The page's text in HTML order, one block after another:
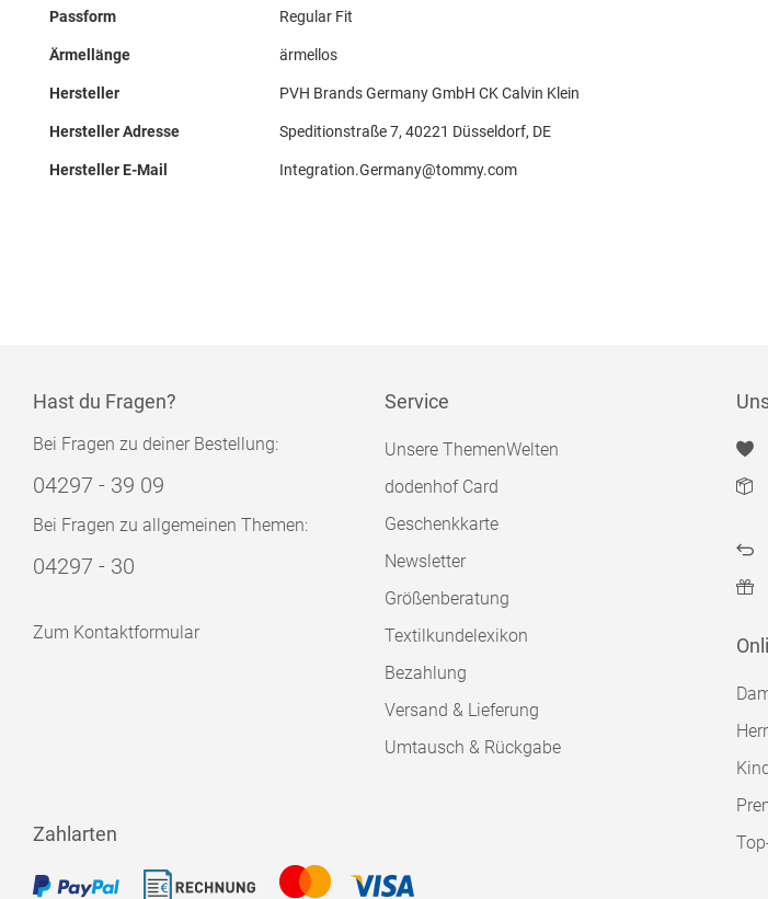
Passform Regular Fit
Ärmellänge ärmellos
Hersteller PVH Brands Germany GmbH CK Calvin Klein
Hersteller Adresse Speditionstraße 7, 40221 Düsseldorf, DE
Hersteller E-Mail Integration.Germany@tommy.com
Hast du Fragen?
Bei Fragen zu deiner Bestellung:
04297 - 39 09
Bei Fragen zu allgemeinen Themen:
04297 - 30
Zum Kontaktformular
Service
Unsere ThemenWelten
dodenhof Card
Geschenkkarte
Newsletter
Größenberatung
Textilkundelexikon
Bezahlung
Versand & Lieferung
Umtausch & Rückgabe
Zahlarten